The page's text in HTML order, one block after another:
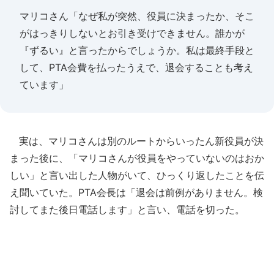
マリコさん「なぜ私が突然、役員に決まったか、そこ
がはっきりしないとお引き受けできません。誰かが
『ずるい』と言ったからでしょうか。私は最終手段と
して、PTA会費を払ったうえで、退会することも考え
ています」
実は、マリコさんは別のルートからいったん新役員が決
まった後に、「マリコさんが役員をやっていないのはおか
しい」と言い出した人物がいて、ひっくり返したことを伝
え聞いていた。PTA会長は「退会は前例がありません。検
討してまた後日電話します」と言い、電話を切った。